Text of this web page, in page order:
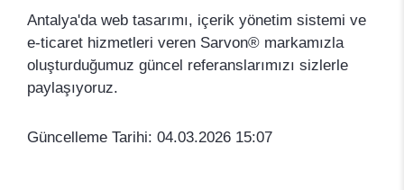
Antalya'da web tasarımı, içerik yönetim sistemi ve
e-ticaret hizmetleri veren Sarvon® markamızla
oluşturduğumuz güncel referanslarımızı sizlerle
paylaşıyoruz.
Güncelleme Tarihi: 04.03.2026 15:07